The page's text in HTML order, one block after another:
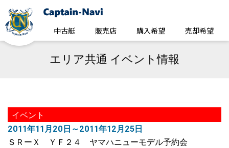
中古艇 販売店 購入希望 売却希望
エリア共通 イベント情報
イベント
2011年11月20日～2011年12月25日
ＳＲーＸ ＹＦ２４ ヤマハニューモデル予約会